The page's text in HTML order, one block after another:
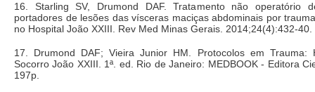
16. Starling SV, Drumond DAF. Tratamento não operatório
portadores de lesões das vísceras maciças abdominais por
no Hospital João XXIII. Rev Med Minas Gerais. 2014;24(4):432-40.
17. Drumond DAF; Vieira Junior HM. Protocolos em Trauma:
Socorro João XXIII. 1ª. ed. Rio de Janeiro: MEDBOOK - Editora
197p.